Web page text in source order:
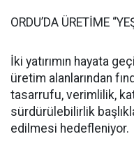
ORDU’DA ÜRETİME
İki yatırımın hayata
üretim alanlarından
tasarrufu, verimlilik,
sürdürülebilirlik
edilmesi hedefleniyor.